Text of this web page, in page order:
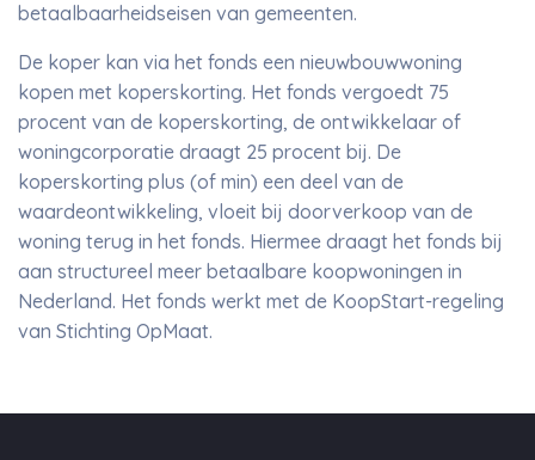
betaalbaarheidseisen van gemeenten.
De koper kan via het fonds een nieuwbouwwoning
kopen met koperskorting. Het fonds vergoedt 75
procent van de koperskorting, de ontwikkelaar of
woningcorporatie draagt 25 procent bij. De
koperskorting plus (of min) een deel van de
waardeontwikkeling, vloeit bij doorverkoop van de
woning terug in het fonds. Hiermee draagt het fonds bij
aan structureel meer betaalbare koopwoningen in
Nederland. Het fonds werkt met de KoopStart-regeling
van Stichting OpMaat.